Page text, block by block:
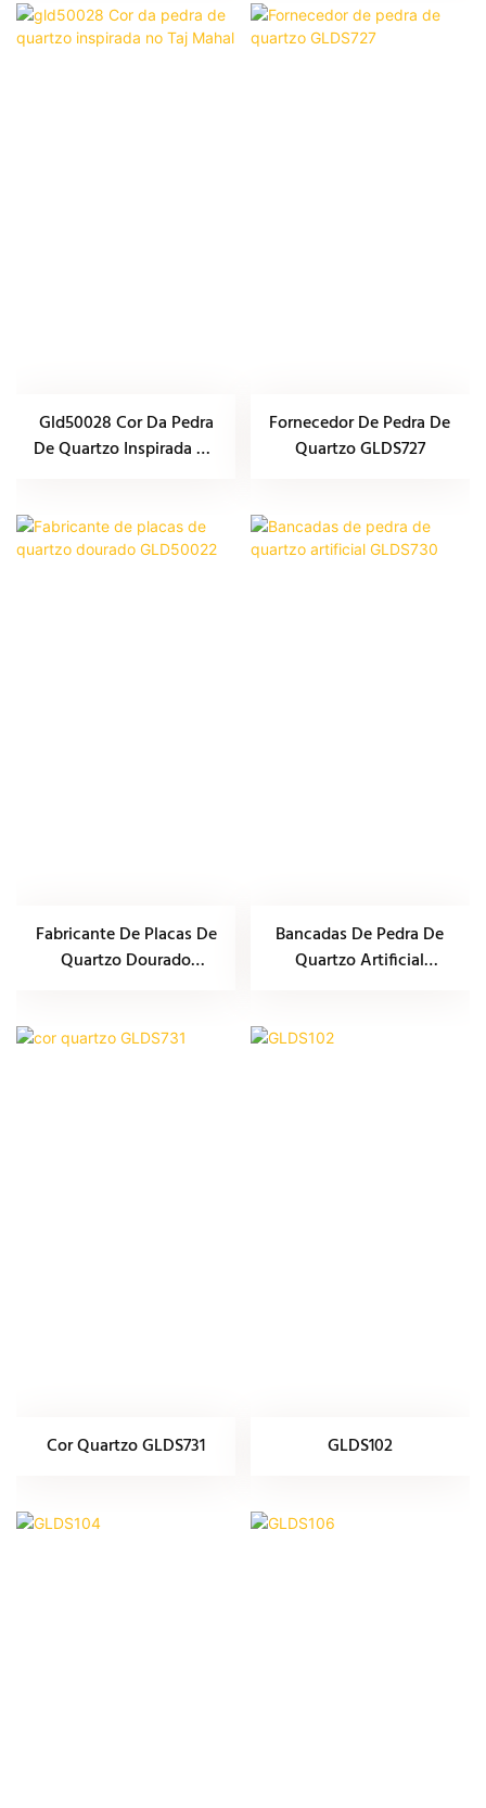
Gld50028 Cor Da Pedra
De Quartzo Inspirada No
Fornecedor De Pedra De
Quartzo GLDS727
Fabricante De Placas De
Quartzo Dourado
Bancadas De Pedra De
Quartzo Artificial
Cor Quartzo GLDS731 GLDS102